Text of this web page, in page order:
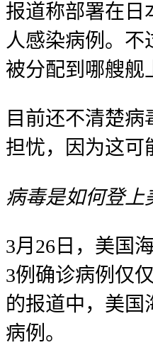
报道称部署在日
人感染病例。不
被分配到哪艘舰
目前还不清楚
担忧，因为这可
病毒是如何登上
3月26日，美国
3例确诊病例仅
的报道中，美国
病例。